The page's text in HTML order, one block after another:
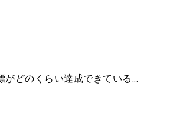
どのくらい達成できている...